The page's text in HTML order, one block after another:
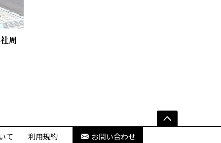
周
て 利用規約 お問い合わせ